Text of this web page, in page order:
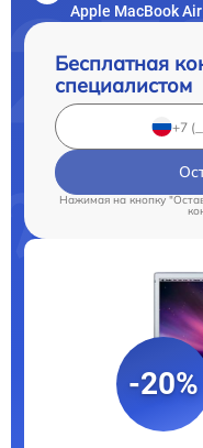
Apple MacBook
Бесплатная
специалистом
Нажимая на кнопку
-20%